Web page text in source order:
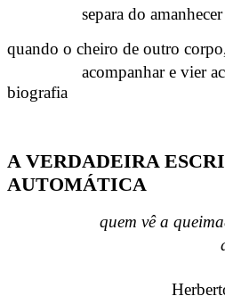
separa do
quando o cheiro de outro
acompanhar e vier
biografia
A VERDADEIRA
AUTOMÁTICA
quem vê a
Herberto